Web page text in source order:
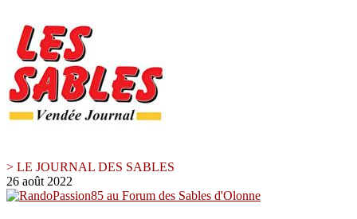
> LE JOURNAL DES SABLES
26 août 2022